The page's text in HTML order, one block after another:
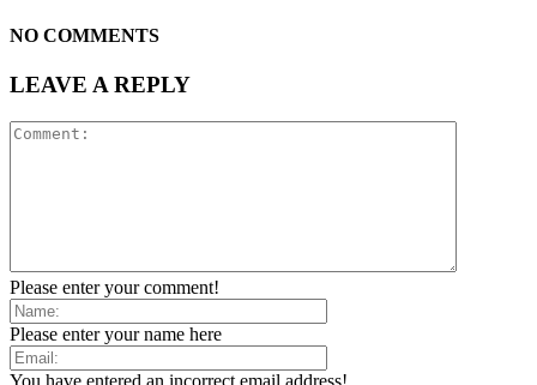
NO COMMENTS
LEAVE A REPLY
Please enter your comment!
Please enter your name here
You have entered an incorrect email address!